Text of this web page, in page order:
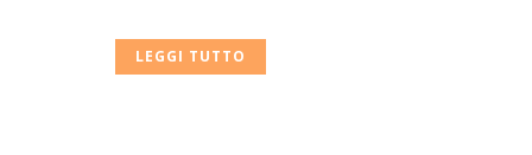
LEGGI TUTTO